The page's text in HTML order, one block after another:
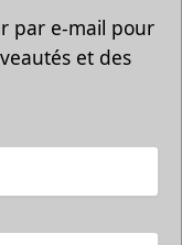
par e-mail pour
et des